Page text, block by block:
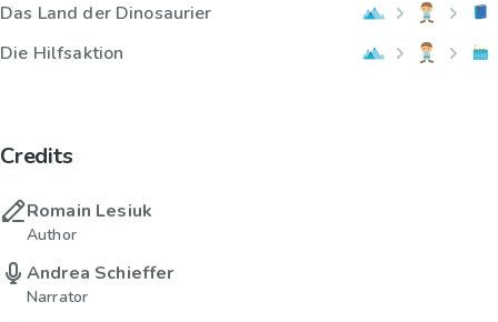
Das Land der Dinosaurier
Die Hilfsaktion
Credits
Romain Lesiuk
Author
Andrea Schieffer
Narrator